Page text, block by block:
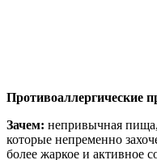
Противоаллергические
Зачем: непривычная
которые непременно
более жаркое и активное